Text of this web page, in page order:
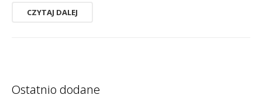
CZYTAJ DALEJ
Ostatnio dodane